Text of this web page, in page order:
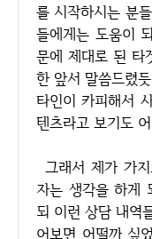
를 시작하시는 분
들에게는 도움이
문에 제대로 된 타
한 앞서 말씀드렸
타인이 카피해서
텐츠라고 보기도
그래서 제가 가지고 있는 능력들을 마음껏 발산해보
자는 생각을 하게
되 이런 상담 내역
어보면 어떨까 싶